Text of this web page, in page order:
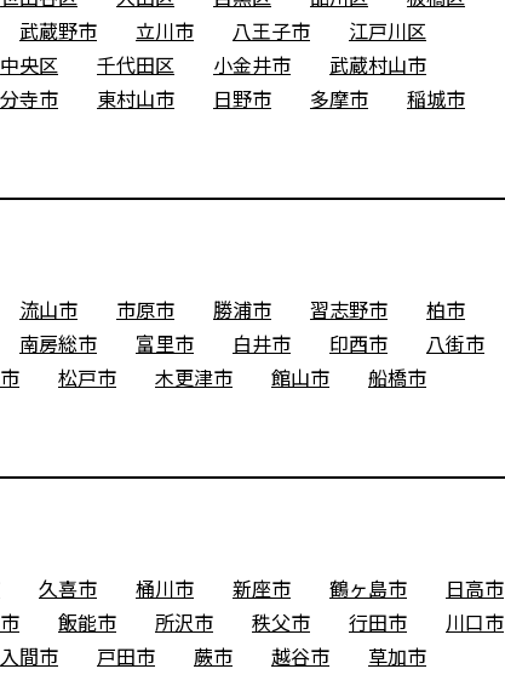
武蔵野市 立川市 八王子市
江戸川区
中央区 千代田区 小金井市
武蔵村山市
寺市 東村山市 日野市 多摩市
稲城市
流山市 市原市 勝浦市 習志野市
柏市
南房総市 富里市 白井市 印西市
八街市
松戸市 木更津市 館山市
船橋市
久喜市 桶川市 新座市 鶴ヶ島市
日高市
飯能市 所沢市 秩父市 行田市
川口市
入間市 戸田市 蕨市 越谷市
草加市